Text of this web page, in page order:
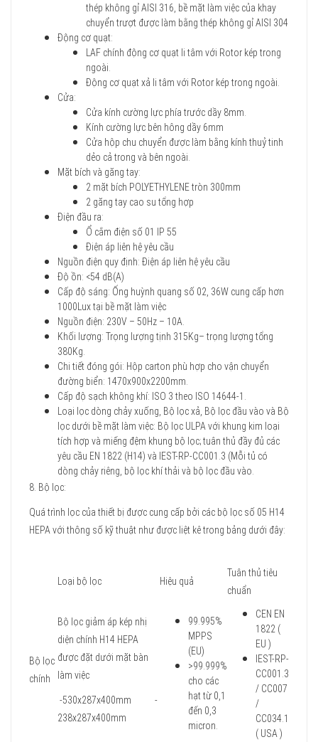
thép không gỉ AISI 316, bề mặt làm việc của khay
chuyển trượt được làm bằng thép không gỉ AISI 304
Động cơ quạt:
LAF chính động cơ quạt li tâm với Rotor kép trong
ngoài.
Động cơ quạt xả li tâm với Rotor kép trong ngoài.
Cửa:
Cửa kính cường lực phía trước dầy 8mm.
Kính cường lực bên hông dầy 6mm
Cửa hộp chu chuyển được làm bằng kính thuỷ tinh
dẻo cả trong và bên ngoài.
Mặt bích và găng tay:
2 mặt bích POLYETHYLENE tròn 300mm
2 găng tay cao su tổng hợp
Điện đầu ra:
Ổ cắm điện số 01 IP 55
Điện áp liên hệ yêu cầu
Nguồn điện quy định: Điện áp liên hệ yêu cầu
Độ ồn: <54 dB(A)
Cấp độ sáng: Ống huỳnh quang số 02, 36W cung cấp hơn
1000Lux tại bề mặt làm việc
Nguồn điện: 230V – 50Hz – 10A.
Khối lượng: Trọng lượng tịnh 315Kg– trọng lượng tổng
380Kg.
Chi tiết đóng gói: Hộp carton phù hợp cho vận chuyển
đường biển: 1470x900x2200mm.
Cấp độ sạch không khí: ISO 3 theo ISO 14644-1.
Loại lọc dòng chảy xuống, Bộ lọc xả, Bộ lọc đầu vào và Bộ
lọc dưới bề mặt làm việc: Bộ lọc ULPA với khung kim loại
tích hợp và miếng đệm khung bộ lọc; tuân thủ đầy đủ các
yêu cầu EN 1822 (H14) và IEST-RP-CC001.3 (Mỗi tủ có
dòng chảy riêng, bộ lọc khí thải và bộ lọc đầu vào.
8. Bộ lọc:
Quá trình lọc của thiết bị được cung cấp bởi các bộ lọc số 05 H14
HEPA với thông số kỹ thuật như được liệt kê trong bảng dưới đây:
Loại bộ lọc Hiệu quả
Tuân thủ tiêu
chuẩn
Bộ lọc
chính
Bộ lọc giảm áp kép nhị
diện chính H14 HEPA
được đặt dưới mặt bàn
làm việc
-530x287x400mm -
238x287x400mm
99.995%
MPPS
(EU)
>99.999%
cho các
hạt từ 0,1
đến 0,3
micron.
CEN EN
1822 (
EU )
IEST-RP-
CC001.3
/ CC007
/
CC034.1
( USA )